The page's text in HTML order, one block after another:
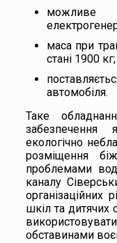
можливе
маса при
стані 1900 кг;
автомобіля.
Таке
екологічно
розміщення
проблемами
каналу
шкіл та дитячих
обставинами